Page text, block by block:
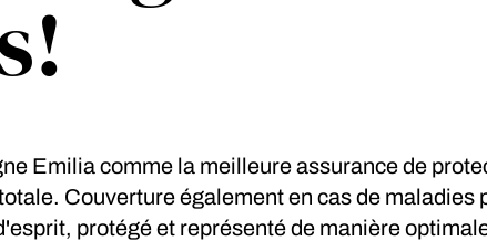
Emilia comme la meilleure assurance de
Couverture également en cas de
protégé et représenté de manière